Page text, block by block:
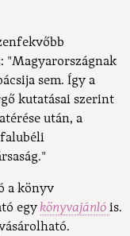
"Magyarországnak
sem. Így a
kutatásai szerint
után, a
"
a könyv
egy könyvajánló is.